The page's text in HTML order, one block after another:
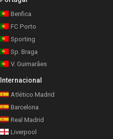
Benfica
FC Porto
Sporting
Sp. Braga
V. Guimarães
Internacional
Atlético Madrid
Barcelona
Real Madrid
Liverpool